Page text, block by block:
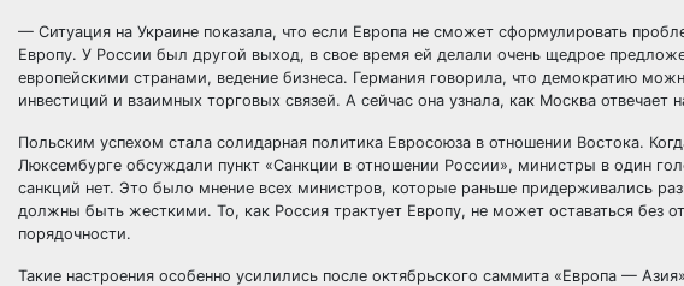
— Ситуация на Украине показала, что если Европа не сможет сформулировать
Европу. У России был другой выход, в свое время ей делали очень щедрое
европейскими странами, ведение бизнеса. Германия говорила, что демократию
инвестиций и взаимных торговых связей. А сейчас она узнала, как Москва отвечает
Польским успехом стала солидарная политика Евросоюза в отношении Востока.
Люксембурге обсуждали пункт «Санкции в отношении России», министры в один
санкций нет. Это было мнение всех министров, которые раньше придерживались
должны быть жесткими. То, как Россия трактует Европу, не может оставаться без
порядочности.
Такие настроения особенно усилились после октябрьского саммита «Европа —